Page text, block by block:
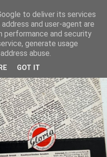
to deliver its services
and user-agent are
performance and security
generate usage
abuse.
GOT IT